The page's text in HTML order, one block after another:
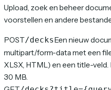
Upload, zoek en beheer
voorstellen en andere
POST/decksEen nieuw
multipart/form-data met een
XLSX, HTML) en een title-
30 MB.